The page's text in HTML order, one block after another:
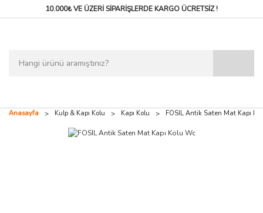
10.000₺ VE ÜZERİ SİPARİŞLERDEKARGO ÜCRETSİZ !
Anasayfa Kulp & Kapı Kolu Kapı Kolu FOSIL Antik Saten Mat Kapı